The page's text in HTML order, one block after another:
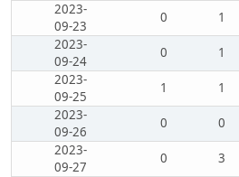
2023-
09-23
0 1
2023-
09-24
0 1
2023-
09-25
1 1
2023-
09-26
0 0
2023-
09-27
0 3